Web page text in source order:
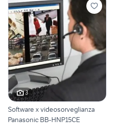
3
Software x videosorveglianza
Panasonic BB-HNP15CE